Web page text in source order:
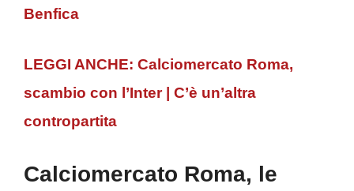
Benfica
LEGGI ANCHE: Calciomercato Roma,
scambio con l’Inter | C’è un’altra
contropartita
Calciomercato Roma, le